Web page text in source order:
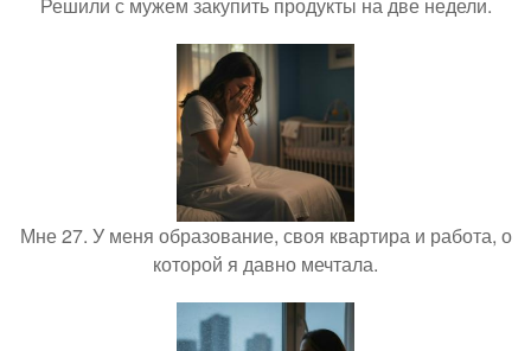
Мне 27. У меня образование, своя квартира и работа, о
которой я давно мечтала.